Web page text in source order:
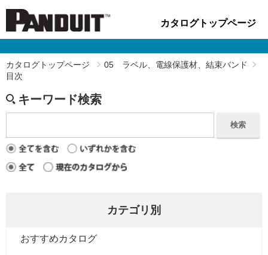
カタログトップページ
カタログトップページ
05 ラベル、電線保護材、結束バンド
目次
キーワード検索
検索
カテゴリ別
おすすめカタログ